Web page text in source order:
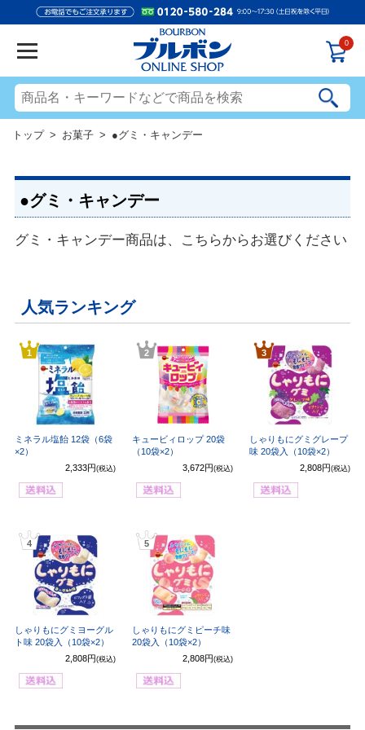
0
トップ> お菓子 > ●グミ・キャンデー
●グミ・キャンデー
グミ・キャンデー商品は、こちらからお選びください
人気ランキング
1
ミネラル塩飴 12袋（6袋
×2）
2,333円 (税込)
2
キュービィロップ 20袋
（10袋×2）
3,672円 (税込)
3
しゃりもにグミグレープ
味 20袋入（10袋×2）
2,808円(税込)
4
しゃりもにグミヨーグル
ト味 20袋入（10袋×2）
2,808円 (税込)
5
しゃりもにグミピーチ味
20袋入（10袋×2）
2,808円 (税込)